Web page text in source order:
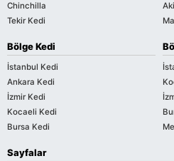
Chinchilla
Tekir Kedi
Bölge Kedi
İstanbul Kedi
Ankara Kedi
İzmir Kedi
Kocaeli Kedi
Bursa Kedi
Sayfalar